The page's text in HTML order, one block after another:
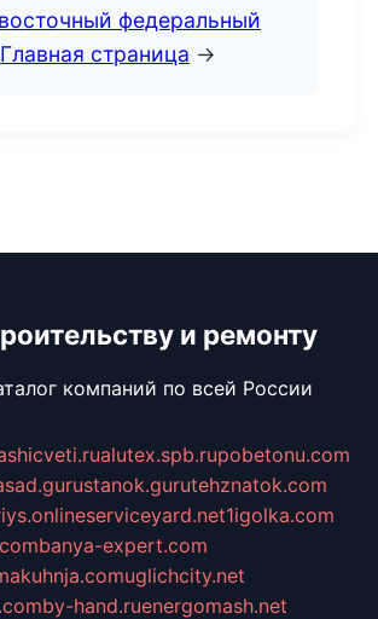
федеральный
Главная страница →
и ремонту
компаний по всей России
alutex.spb.rupobetonu.com
stanok.gurutehznatok.com
serviceyard.net1igolka.com
banya-expert.com
akuhnja.comuglichcity.net
by-hand.ruenergomash.net